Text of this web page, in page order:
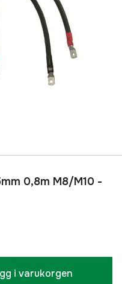
0,8m M8/M10 -
i varukorgen